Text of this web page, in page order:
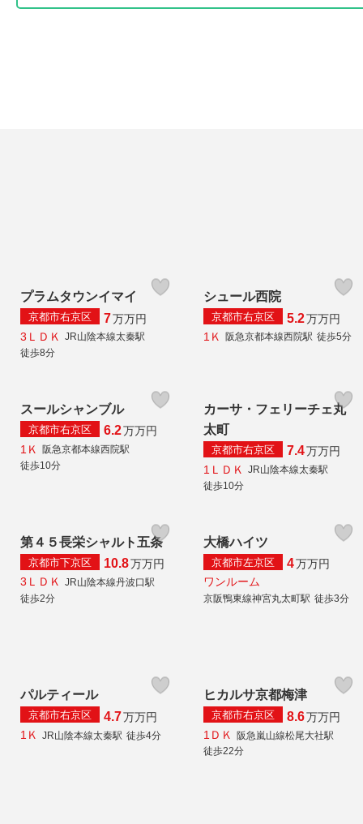
プラムタウンイマイ
京都市右京区 7万万円
3ＬＤＫ
JR山陰本線太秦駅
徒歩8分
シュール西院
京都市右京区 5.2万万円
1Ｋ
阪急京都本線西院駅 徒歩5分
スールシャンブル
京都市右京区 6.2万万円
1Ｋ
阪急京都本線西院駅
徒歩10分
カーサ・フェリーチェ丸
太町
京都市右京区 7.4万万円
1ＬＤＫ
JR山陰本線太秦駅
徒歩10分
第４５長栄シャルト五条
京都市下京区 10.8万万円
3ＬＤＫ JR山陰本線丹波口駅
徒歩2分
大橋ハイツ
京都市左京区 4万万円
ワンルーム
京阪鴨東線神宮丸太町駅 徒歩3分
パルティール
京都市右京区 4.7万万円
1Ｋ
JR山陰本線太秦駅 徒歩4分
ヒカルサ京都梅津
京都市右京区 8.6万万円
1ＤＫ
阪急嵐山線松尾大社駅
徒歩22分